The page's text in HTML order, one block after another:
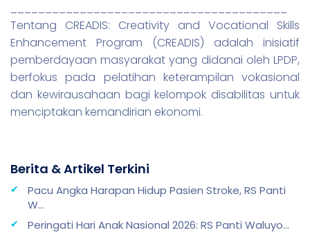
Tentang CREADIS: Creativity and Vocational Skills
Enhancement Program (CREADIS) adalah inisiatif
pemberdayaan masyarakat yang didanai oleh LPDP,
berfokus pada pelatihan keterampilan vokasional
dan kewirausahaan bagi kelompok disabilitas untuk
menciptakan kemandirian ekonomi.
Berita & Artikel Terkini
Pacu Angka Harapan Hidup Pasien Stroke, RS Panti
W...
Peringati Hari Anak Nasional 2026: RS Panti Waluyo...